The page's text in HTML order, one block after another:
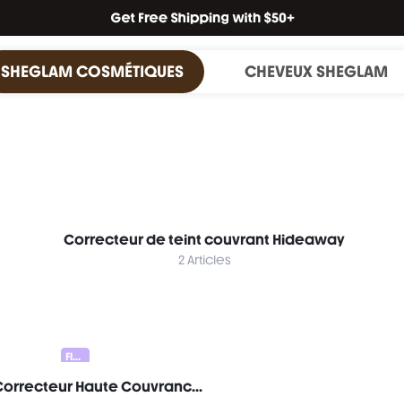
SHEGLAM COSMÉTIQUES CHEVEUX SHEGLAM
Correcteur de teint couvrant Hideaway
2 Articles
Flawless Duo 20% OFF
Hideaway Correcteur Haute Couvrance-Pink Correcteur De Teint Illuminateur Et Enlumineur Marque De Beauté CosméTique Maquillage Pour Femmes Et Filles